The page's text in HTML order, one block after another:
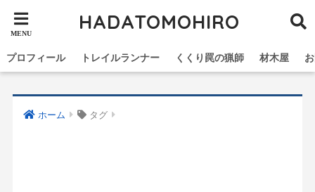
HADATOMOHIRO
プロフィール トレイルランナー くくり罠の猟師 材木屋
ホーム タグ